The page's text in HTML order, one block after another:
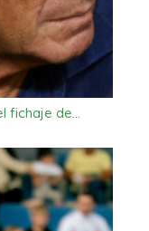
fichaje de…